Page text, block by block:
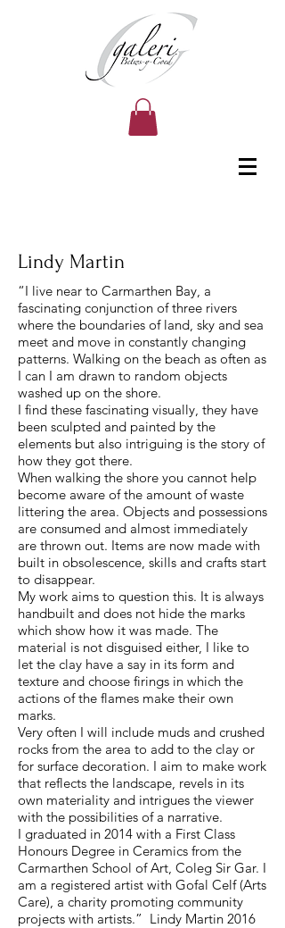
Lindy Martin
“I live near to Carmarthen Bay, a
fascinating conjunction of three rivers
where the boundaries of land, sky and sea
meet and move in constantly changing
patterns. Walking on the beach as often as
I can I am drawn to random objects
washed up on the shore.
I find these fascinating visually, they have
been sculpted and painted by the
elements but also intriguing is the story of
how they got there.
When walking the shore you cannot help
become aware of the amount of waste
littering the area. Objects and possessions
are consumed and almost immediately
are thrown out. Items are now made with
built in obsolescence, skills and crafts start
to disappear.
My work aims to question this. It is always
handbuilt and does not hide the marks
which show how it was made. The
material is not disguised either, I like to
let the clay have a say in its form and
texture and choose firings in which the
actions of the flames make their own
marks.
Very often I will include muds and crushed
rocks from the area to add to the clay or
for surface decoration. I aim to make work
that reflects the landscape, revels in its
own materiality and intrigues the viewer
with the possibilities of a narrative.
I graduated in 2014 with a First Class
Honours Degree in Ceramics from the
Carmarthen School of Art, Coleg Sir Gar. I
am a registered artist with Gofal Celf (Arts
Care), a charity promoting community
projects with artists.” Lindy Martin 2016